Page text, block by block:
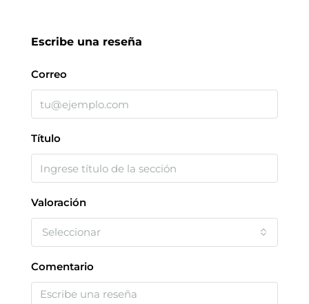
Escribe una reseña
Correo
Título
Valoración
Seleccionar
Comentario